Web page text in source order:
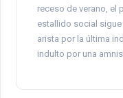
receso de verano, el
estallido social sigue
arista por la última
indulto por una